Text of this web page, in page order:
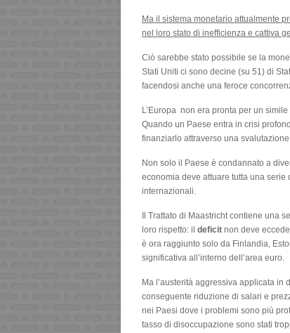
Ma il sistema monetario attualmente
nel loro stato di inefficienza e cattiva
Ciò sarebbe stato possibile se la
Stati Uniti ci sono decine (su 51) di
facendosi anche una feroce
L’Europa non era pronta per un
Quando un Paese entra in crisi
finanziarlo attraverso una
Non solo il Paese è condannato a
economia deve attuare tutta una
internazionali.
Il Trattato di Maastricht contiene una
loro rispetto: il deficit non deve
è ora raggiunto solo da Finlandia,
significativa all’interno dell’area euro.
Ma l’austerità aggressiva applicata
conseguente riduzione di salari e
nei Paesi dove i problemi sono più
tasso di disoccupazione sono stati